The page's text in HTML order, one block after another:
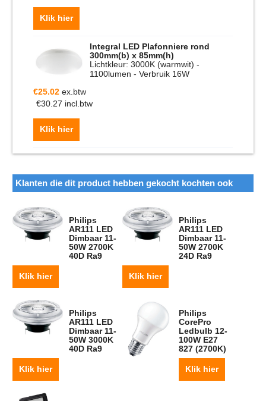
Klik hier
Integral LED Plafonniere rond
300mm(b) x 85mm(h)
Lichtkleur: 3000K (warmwit) -
1100lumen - Verbruik 16W
€25.02 ex.btw
€30.27 incl.btw
Klik hier
Klanten die dit product hebben gekocht kochten ook
Philips
AR111 LED
Dimbaar 11-
50W 2700K
40D Ra9
Klik hier
Philips
AR111 LED
Dimbaar 11-
50W 2700K
24D Ra9
Klik hier
Philips
AR111 LED
Dimbaar 11-
50W 3000K
40D Ra9
Klik hier
Philips
CorePro
Ledbulb 12-
100W E27
827 (2700K)
Klik hier